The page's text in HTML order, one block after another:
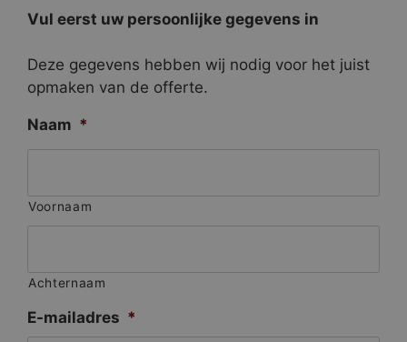
Vul eerst uw persoonlijke gegevens in
Deze gegevens hebben wij nodig voor het juist
opmaken van de offerte.
Naam *
Voornaam
Achternaam
E-mailadres *